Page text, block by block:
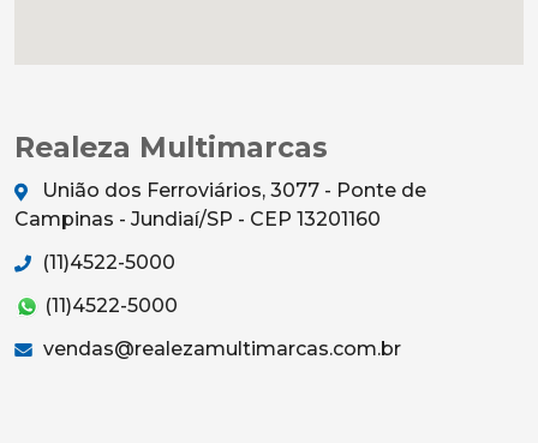
Realeza Multimarcas
União dos Ferroviários, 3077 - Ponte de
Campinas - Jundiaí/SP - CEP 13201160
(11)4522-5000
(11)4522-5000
vendas@realezamultimarcas.com.br